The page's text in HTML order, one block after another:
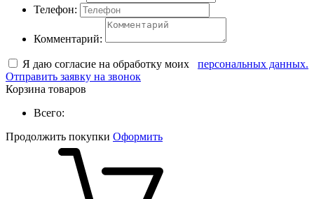
Телефон:
Комментарий:
Я даю согласие на обработку моих
персональных данных.
Отправить заявку на звонок
Корзина товаров
Всего:
Продолжить покупки Оформить